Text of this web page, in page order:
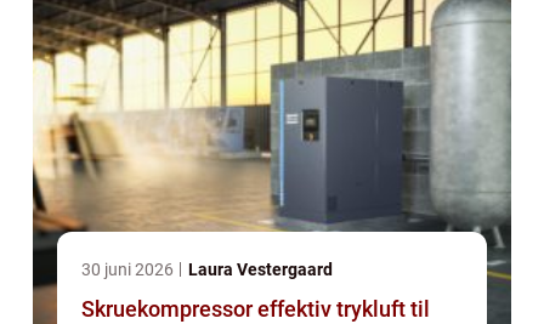
30 juni 2026 Laura Vestergaard
Skruekompressor effektiv trykluft til